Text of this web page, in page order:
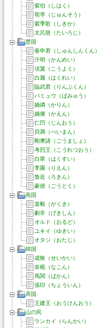
紫伯（しはく）
荀早（じゅんそう）
紫季歌（しきか）
太呂慈（たいろじ）
楚国
春申君（しゅんしんくん）
汗明（かんめい）
項翼（こうよく）
白麗（はくれい）
臨武君（りんぶくん）
バミュウ（ばみゅう）
媧燐（かりん）
媧偃（かえん）
仁凹（じんおう）
貝満（べいまん）
剛摩諸（ごうましょ）
考烈王（こうれつおう）
白翠（はくすい）
李園（りえん）
魯近（ろきん）
豪徳（ごうとく）
燕国
楽毅（がくき）
劇辛（げきしん）
オルド（おるど）
ユキイ（ゆきい）
オタジ（おたじ）
韓国
成恢（せいかい）
奈棍（なこん）
馬関（ばかん）
張印（ちょういん）
斉国
王建王（おうけんおう）
山の民
ランカイ（らんかい）